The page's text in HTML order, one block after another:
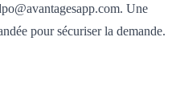
Une
pour sécuriser la demande.